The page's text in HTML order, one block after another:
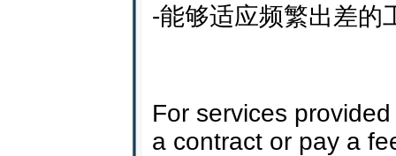
-能够适应频繁出差的
For services
a contract or pay a